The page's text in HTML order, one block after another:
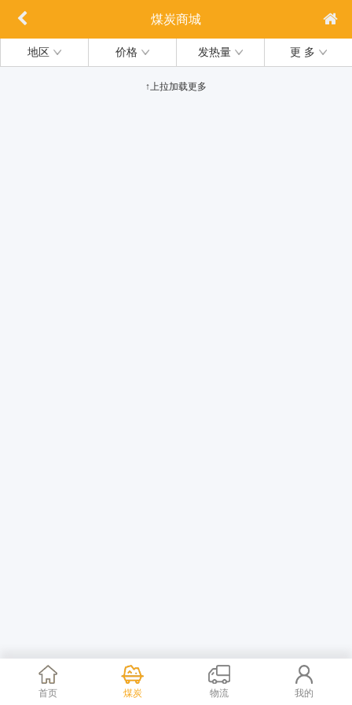
煤炭商城
地区 价格 发热量 更 多
↑上拉加载更多
首页 煤炭 物流 我的